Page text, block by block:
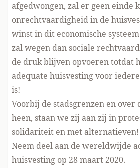
afgedwongen, zal er geen einde
onrechtvaardigheid in de
winst in dit economische
zal wegen dan sociale
de druk blijven opvoeren totdat
adequate huisvesting voor
is!
Voorbij de stadsgrenzen en over
heen, staan we zij aan zij in
solidariteit en met alternatieven!
Neem deel aan de wereldwijde
huisvesting op 28 maart 2020.